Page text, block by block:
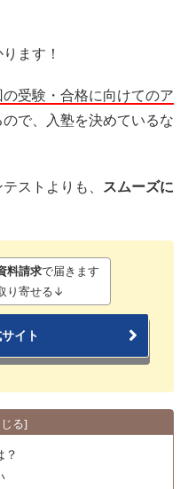
ます！
受験・合格に向けてのア
で、入塾を決めているな
ストよりも、 スムーズに
料請求で届きます
り寄せる↓
イト
？